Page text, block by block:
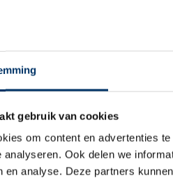
gebruik van cookies
om content en advertenties
analyseren. Ook delen we
en analyse. Deze partners
Textiel
Kunststof